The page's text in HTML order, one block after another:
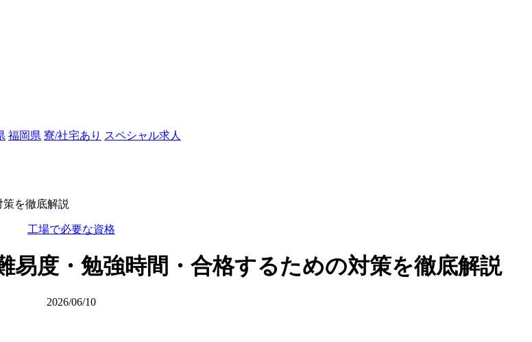
福岡県 寮/社宅あり スペシャル求人
を徹底解説
工場で必要な資格
易度・勉強時間・合格するための対策を徹底解説
2026/06/10